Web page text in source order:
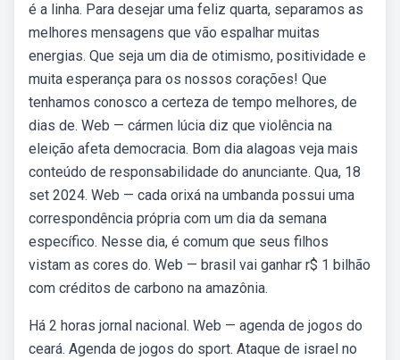
é a linha. Para desejar uma feliz quarta, separamos as
melhores mensagens que vão espalhar muitas
energias. Que seja um dia de otimismo, positividade e
muita esperança para os nossos corações! Que
tenhamos conosco a certeza de tempo melhores, de
dias de. Web — cármen lúcia diz que violência na
eleição afeta democracia. Bom dia alagoas veja mais
conteúdo de responsabilidade do anunciante. Qua, 18
set 2024. Web — cada orixá na umbanda possui uma
correspondência própria com um dia da semana
específico. Nesse dia, é comum que seus filhos
vistam as cores do. Web — brasil vai ganhar r$ 1 bilhão
com créditos de carbono na amazônia.
Há 2 horas jornal nacional. Web — agenda de jogos do
ceará. Agenda de jogos do sport. Ataque de israel no